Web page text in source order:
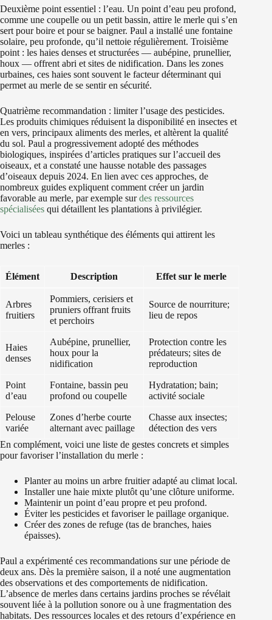
Deuxième point essentiel : l’eau. Un point d’eau peu profond,
comme une coupelle ou un petit bassin, attire le merle qui s’en
sert pour boire et pour se baigner. Paul a installé une fontaine
solaire, peu profonde, qu’il nettoie régulièrement. Troisième
point : les haies denses et structurées — aubépine, prunellier,
houx — offrent abri et sites de nidification. Dans les zones
urbaines, ces haies sont souvent le facteur déterminant qui
permet au merle de se sentir en sécurité.
Quatrième recommandation : limiter l’usage des pesticides.
Les produits chimiques réduisent la disponibilité en insectes et
en vers, principaux aliments des merles, et altèrent la qualité
du sol. Paul a progressivement adopté des méthodes
biologiques, inspirées d’articles pratiques sur l’accueil des
oiseaux, et a constaté une hausse notable des passages
d’oiseaux depuis 2024. En lien avec ces approches, de
nombreux guides expliquent comment créer un jardin
favorable au merle, par exemple surdes ressources
spécialisées qui détaillent les plantations à privilégier.
Voici un tableau synthétique des éléments qui attirent les
merles :
Élément Description Effet sur le merle
Arbres
fruitiers
Pommiers, cerisiers et
pruniers offrant fruits
et perchoirs
Source de nourriture;
lieu de repos
Haies
denses
Aubépine, prunellier,
houx pour la
nidification
Protection contre les
prédateurs; sites de
reproduction
Point
d’eau
Fontaine, bassin peu
profond ou coupelle
Hydratation; bain;
activité sociale
Pelouse
variée
Zones d’herbe courte
alternant avec paillage
Chasse aux insectes;
détection des vers
En complément, voici une liste de gestes concrets et simples
pour favoriser l’installation du merle :
Planter au moins un arbre fruitier adapté au climat local.
Installer une haie mixte plutôt qu’une clôture uniforme.
Maintenir un point d’eau propre et peu profond.
Éviter les pesticides et favoriser le paillage organique.
Créer des zones de refuge (tas de branches, haies
épaisses).
Paul a expérimenté ces recommandations sur une période de
deux ans. Dès la première saison, il a noté une augmentation
des observations et des comportements de nidification.
L’absence de merles dans certains jardins proches se révélait
souvent liée à la pollution sonore ou à une fragmentation des
habitats. Des ressources locales et des retours d’expérience en